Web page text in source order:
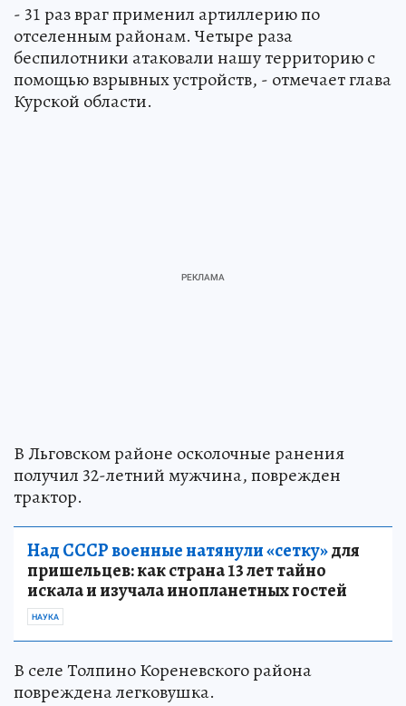
- 31 раз враг применил артиллерию по
отселенным районам. Четыре раза
беспилотники атаковали нашу территорию с
помощью взрывных устройств, - отмечает глава
Курской области.
В Льговском районе осколочные ранения
получил 32-летний мужчина, поврежден
трактор.
Над СССР военные натянули «сетку»для
пришельцев: как страна 13 лет тайно
искала и изучала инопланетных гостей
НАУКА
В селе Толпино Кореневского района
повреждена легковушка.